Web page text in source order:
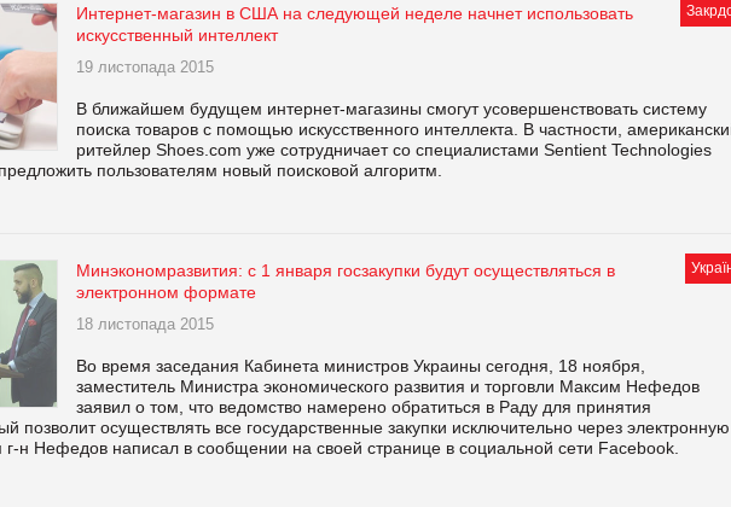
Интернет-магазин в США на следующей неделе начнет использовать
искусственный интеллект
19 листопада 2015
В ближайшем будущем интернет-магазины смогут усовершенствовать систему
поиска товаров с помощью искусственного интеллекта. В частности,
ритейлер Shoes.com уже сотрудничает со специалистами Sentient Technologies
пользователям новый поисковой алгоритм.
Минэкономразвития: с 1 января госзакупки будут осуществляться в
электронном формате
18 листопада 2015
Во время заседания Кабинета министров Украины сегодня, 18 ноября,
заместитель Министра экономического развития и торговли Максим Нефедов
заявил о том, что ведомство намерено обратиться в Раду для принятия
позволит осуществлять все государственные закупки исключительно через электронную
н Нефедов написал в сообщении на своей странице в социальной сети Facebook.